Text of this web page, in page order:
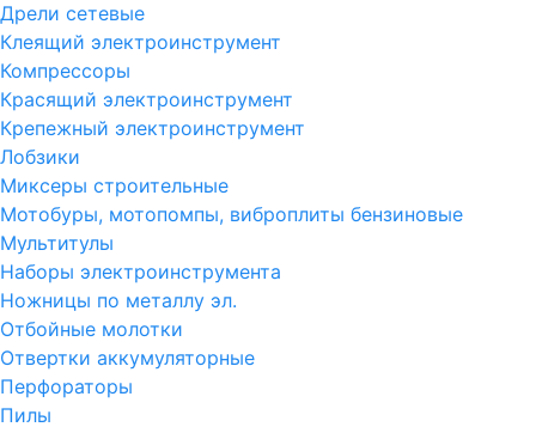
Дрели сетевые
Клеящий электроинструмент
Компрессоры
Красящий электроинструмент
Крепежный электроинструмент
Лобзики
Миксеры строительные
Мотобуры, мотопомпы, виброплиты бензиновые
Мультитулы
Наборы электроинструмента
Ножницы по металлу эл.
Отбойные молотки
Отвертки аккумуляторные
Перфораторы
Пилы